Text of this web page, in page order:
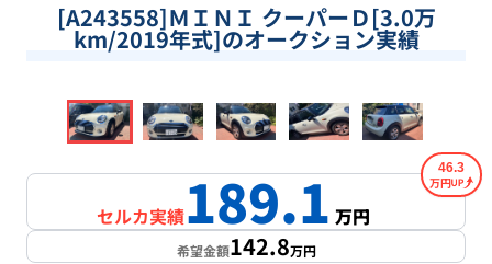
[A243558]ＭＩＮＩ クーパーＤ[3.0万
km/2019年式]のオークション実績
1/18
セルカ実績189.1万円
46.3
万円
希望金額142.8万円